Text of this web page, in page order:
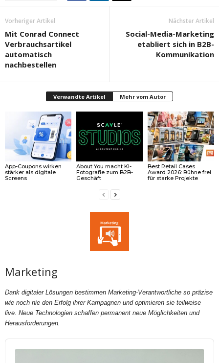
Vorheriger Artikel
Mit Conrad Connect
Verbrauchsartikel
automatisch
nachbestellen
Nächster Artikel
Social-Media-Marketing
etabliert sich in B2B-
Kommunikation
Verwandte Artikel Mehr vom Autor
App-Coupons wirken
stärker als digitale
Screens
About You macht KI-
Fotografie zum B2B-
Geschäft
Best Retail Cases
Award 2026: Bühne frei
für starke Projekte
Marketing
Dank digitaler Lösungen bestimmen Marketing-Verantwortliche so präzise
wie noch nie den Erfolg ihrer Kampagnen und optimieren sie teilweise
live. Neue Technologien schaffen permanent neue Möglichkeiten und
Herausforderungen.
Audio
Player